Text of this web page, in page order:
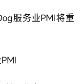
服务业PMI将重